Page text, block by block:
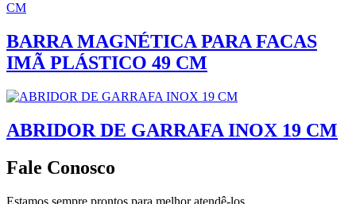
BARRA MAGNÉTICA PARA FACAS
IMÃ PLÁSTICO 49 CM
ABRIDOR DE GARRAFA INOX 19 CM
Fale Conosco
Estamos sempre prontos para melhor atendê-los.